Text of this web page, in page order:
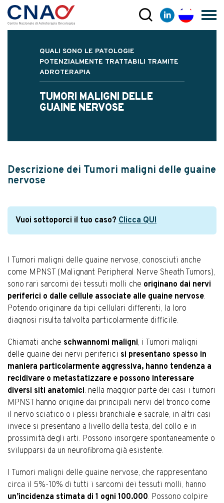
QUALI SONO LE PATOLOGIE
POTENZIALMENTE TRATTABILI TRAMITE
ADROTERAPIA
TUMORI MALIGNI DELLE
GUAINE NERVOSE
Descrizione dei Tumori maligni delle guaine
nervose
Vuoi sottoporci il tuo caso? Clicca QUI
I Tumori maligni delle guaine nervose, conosciuti anche
come MPNST (Malignant Peripheral Nerve Sheath Tumors),
sono rari sarcomi dei tessuti molli che originano dai nervi
periferici o dalle cellule associate alle guaine nervose.
Potendo originare da tipi cellulari differenti, la loro
diagnosi risulta talvolta particolarmente difficile.
Chiamati anche schwannomi maligni, i Tumori maligni
delle guaine dei nervi periferici si presentano spesso in
maniera particolarmente aggressiva, hanno tendenza a
recidivare o metastatizzare e possono interessare
diversi siti anatomici: nella maggior parte dei casi i tumori
MPNST hanno origine dai principali nervi del tronco come
il nervo sciatico o i plessi branchiale e sacrale, in altri casi
invece si presentano a livello della testa, del collo e in
prossimità degli arti. Possono insorgere spontaneamente o
svilupparsi da un neurofibroma già esistente.
I Tumori maligni delle guaine nervose, che rappresentano
circa il 5%-10% di tutti i sarcomi dei tessuti molli, hanno
un’incidenza stimata di 1 ogni 100.000. Possono colpire